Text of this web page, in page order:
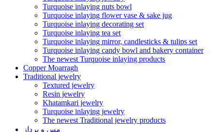
Turquoise inlaying nuts bowl
Turquoise inlaying flower vase & sake jug
Turquoise inlaying decorating set
Turquoise inlaying tea set
Turquoise inlaying mirror, candlesticks & tulips set
Turquoise inlaying candy bowl and bakery container
The newest Turquoise inlaying products
Copper Moarragh
Traditional jewelry
Textured jewelry
Resin jewelry
Khatamkari jewelry
Turquoise inlaying jewelry
The newest Traditional jewelry products
مس و پرداز